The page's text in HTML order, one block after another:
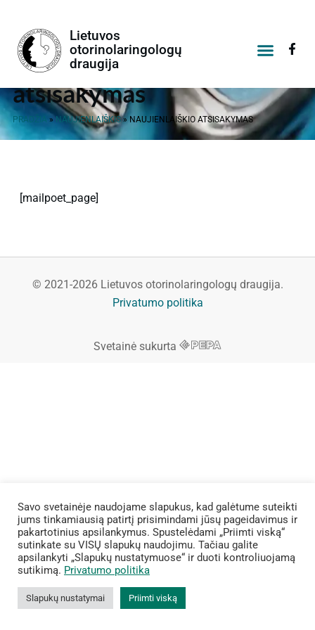
Lietuvos
otorinolaringologų
draugija
Naujienlaiškio
atsisakymas
PRADŽIA »NAUJIENLAIŠKIS» NAUJIENLAIŠKIO ATSISAKYMAS
[mailpoet_page]
© 2021-2026 Lietuvos otorinolaringologų draugija.
Privatumo politika
Svetainė sukurta
Savo svetainėje naudojame slapukus, kad galėtume suteikti
jums tinkamiausią patirtį prisimindami jūsų pageidavimus ir
pakartotinius apsilankymus. Spustelėdami „Priimti viską“
sutinkate su VISŲ slapukų naudojimu. Tačiau galite
apsilankyti „Slapukų nustatymuose“ ir duoti kontroliuojamą
sutikimą. Privatumo politika
Slapukų nustatymai Priimti viską